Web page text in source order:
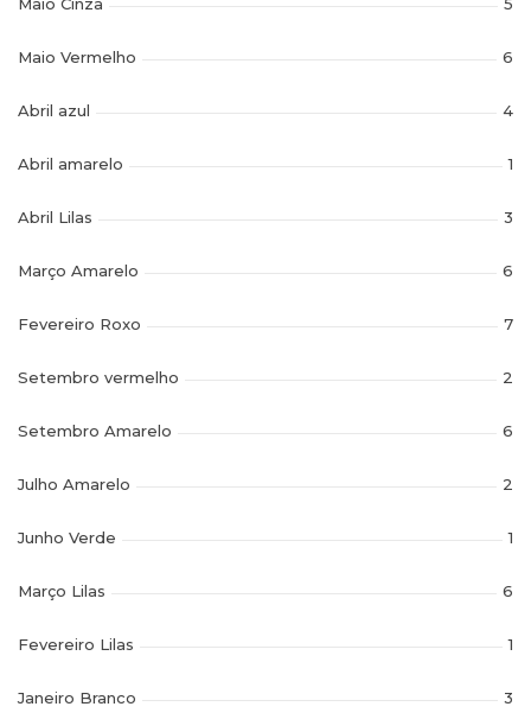
Maio Vermelho 6
Abril azul 4
Abril amarelo 1
Abril Lilas 3
Março Amarelo 6
Fevereiro Roxo 7
Setembro vermelho 2
Setembro Amarelo 6
Julho Amarelo 2
Junho Verde 1
Março Lilas 6
Fevereiro Lilas 1
Janeiro Branco 3